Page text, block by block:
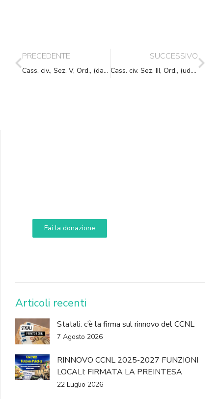
PRECEDENTE
Cass. civ., Sez. V, Ord., (data ud. 08/05/2018) 09/11/2018, n. 28689
SUCCESSIVO
Cass. civ. Sez. III, Ord., (ud. 12-10-2018) 13-11-2018, n. 29039
Fai la donazione
DONA
Articoli recenti
Statali: c’è la firma sul rinnovo del CCNL
7 Agosto 2026
RINNOVO CCNL 2025-2027 FUNZIONI
LOCALI: FIRMATA LA PREINTESA
22 Luglio 2026